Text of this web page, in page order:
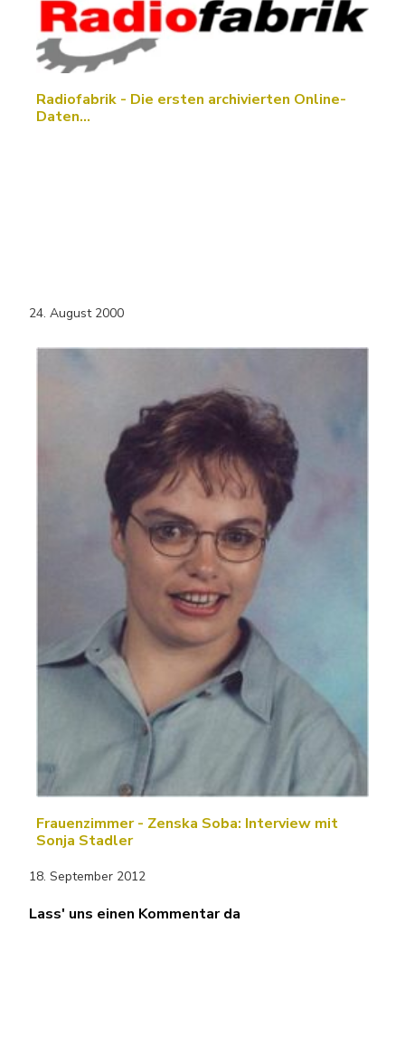
Radiofabrik - Die ersten archivierten Online-
Daten…
24. August 2000
Frauenzimmer - Zenska Soba: Interview mit
Sonja Stadler
18. September 2012
Lass' uns einen Kommentar da